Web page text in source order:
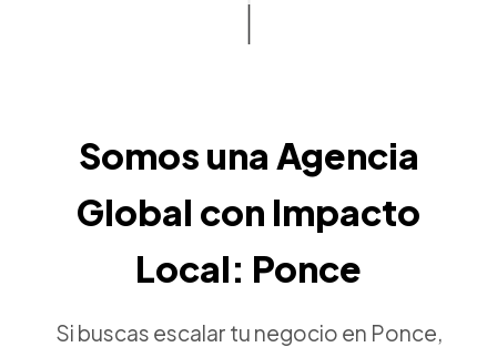
Somos una Agencia
Global con Impacto
Local: Ponce
Si buscas escalar tu negocio en Ponce,